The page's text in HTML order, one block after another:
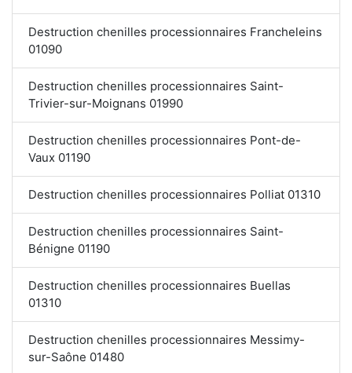
Destruction chenilles processionnaires Francheleins
01090
Destruction chenilles processionnaires Saint-
Trivier-sur-Moignans 01990
Destruction chenilles processionnaires Pont-de-
Vaux 01190
Destruction chenilles processionnaires Polliat 01310
Destruction chenilles processionnaires Saint-
Bénigne 01190
Destruction chenilles processionnaires Buellas
01310
Destruction chenilles processionnaires Messimy-
sur-Saône 01480